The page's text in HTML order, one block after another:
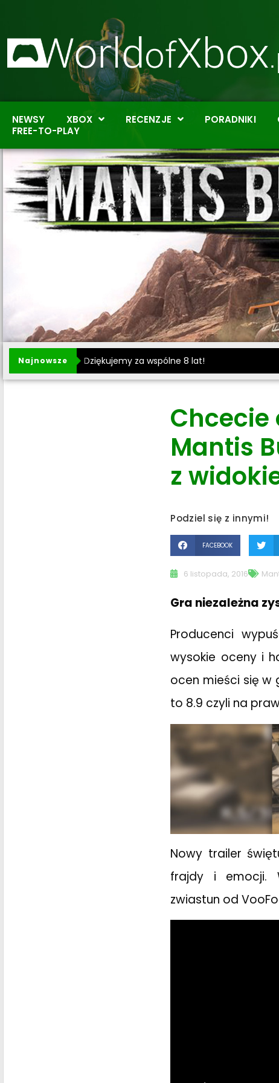
NEWSY XBOX RECENZJE PORADNIKI
FREE-TO-PLAY
Najnowsze Dziękujemy za wspólne 8 lat!
Chcecie
Mantis
z
Podziel się z innymi!
FACEBOOK
6 listopada, 2016
Gra niezależna
Producenci
wysokie oceny i
ocen mieści się w
to 8.9 czyli na
Nowy trailer
frajdy i emocji.
zwiastun od